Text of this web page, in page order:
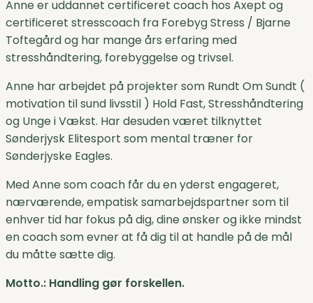
Anne er uddannet certificeret coach hos Axept og
certificeret stresscoach fra Forebyg Stress / Bjarne
Toftegård og har mange års erfaring med
stresshåndtering, forebyggelse og trivsel.
Anne har arbejdet på projekter som Rundt Om Sundt (
motivation til sund livsstil ) Hold Fast, Stresshåndtering
og Unge i Vækst. Har desuden været tilknyttet
Sønderjysk Elitesport som mental træner for
Sønderjyske Eagles.
Med Anne som coach får du en yderst engageret,
nærværende, empatisk samarbejdspartner som til
enhver tid har fokus på dig, dine ønsker og ikke mindst
en coach som evner at få dig til at handle på de mål
du måtte sætte dig.
Motto.: Handling gør forskellen.